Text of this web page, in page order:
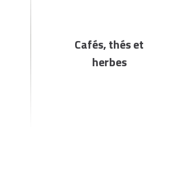
Cafés, thés et
herbes